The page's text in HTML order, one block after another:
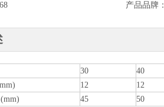
产品品牌：
30 40
12 12
45 50